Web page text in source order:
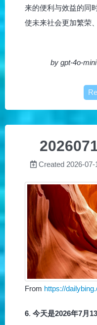
来的便利与效益的同
使未来社会更加繁荣
by gpt-4o-mini
Created 2026-07-
From https://
6. 今天是2026年7月